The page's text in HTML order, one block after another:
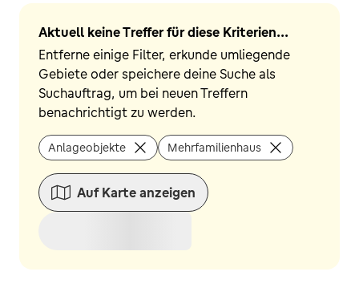
Aktuell keine Treffer für diese Kriterien...
Entferne einige Filter, erkunde umliegende
Gebiete oder speichere deine Suche als
Suchauftrag, um bei neuen Treffern
benachrichtigt zu werden.
Anlageobjekte Mehrfamilienhaus
Auf Karte anzeigen